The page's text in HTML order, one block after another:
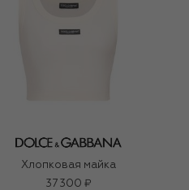
Хлопковая майка
37 300 ₽